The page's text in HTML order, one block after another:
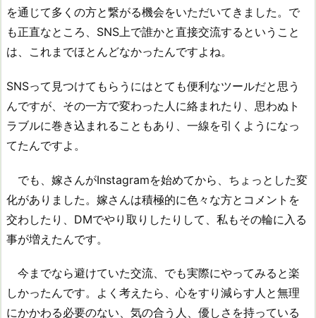
を通じて多くの方と繋がる機会をいただいてきました。で
も正直なところ、SNS上で誰かと直接交流するということ
は、これまでほとんどなかったんですよね。
SNSって見つけてもらうにはとても便利なツールだと思う
んですが、その一方で変わった人に絡まれたり、思わぬト
ラブルに巻き込まれることもあり、一線を引くようになっ
てたんですよ。
でも、嫁さんがInstagramを始めてから、ちょっとした変
化がありました。嫁さんは積極的に色々な方とコメントを
交わしたり、DMでやり取りしたりして、私もその輪に入る
事が増えたんです。
今までなら避けていた交流、でも実際にやってみると楽
しかったんです。よく考えたら、心をすり減らす人と無理
にかかわる必要のない、気の合う人、優しさを持っている